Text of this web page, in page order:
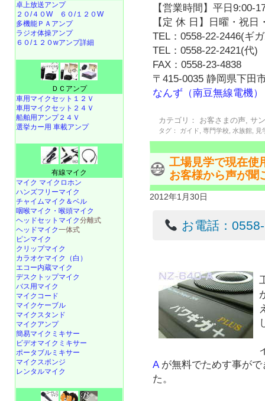
【営業時間】平日9:00-
【定 休 日】日曜・祝日
TEL：0558-22-2446(ギ
TEL：0558-22-2421(代)
FAX：0558-23-4838
〒415-0035 静岡県下田
なんず（南豆無線電機）
カテゴリ： お客さまの声 ,サ
タグ： ガイド ,専門学校 水族館 見
工場見学で現在使
お客様から声が聞
2012年1月30日
お電話：
Aが無料でためす事がで
た。
卓上放送アンプ
２０/４０W
６０/１２０W
多機能ＰＡアンプ
ラジオ体操アンプ
６０/１２０wアンプ詳細
ＤＣアンプ
車用マイクセット１２Ｖ
車用マイクセット２４Ｖ
船舶用アンプ２４Ｖ
選挙カー用 車載アンプ
有線マイク
マイク マイクロホン
ハンズフリーマイク
チャイムマイク＆ベル
咽喉マイク・喉頭マイク
ヘッドセットマイク分離式
ヘッドマイク一体式
ピンマイク
クリップマイク
カラオケマイク（白）
エコー内蔵マイク
デスクトップマイク
バス用マイク
マイクコード
マイクケーブル
マイクスタンド
マイクアンプ
簡易マイクミキサー
ビデオマイクミキサー
ポータブルミキサー
マイクスポンジ
レンタルマイク